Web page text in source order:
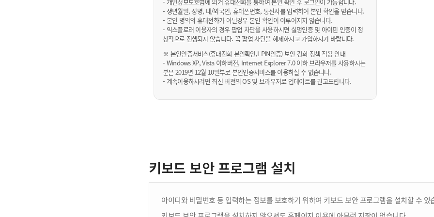
- 생년월일, 성명, 내/외국인, 휴대폰번호, 통신사를 입력하여 본인 확인을 받습니다.
- 본인 명의의 휴대전화가 아닐경우 본인 확인이 이루어지지 않습니다.
- 익스플로러 이용자의 경우 팝업 차단을 사용하시면 실명인증 및 아이핀 인증이 정
상적으로 진행되지 않습니다. 꼭 팝업 차단을 해제하시고 가입하시기 바랍니다.
※ 본인인증서비스(휴대전화 본인확인,I-PIN인증) 보안 강화 정책 적용 안내
- Windows XP, Vista 이하버전, Internet Explorer 7.0 이하 브라우저를 사용하시는
분은 2019년 12월 10일부로 본인인증서비스를 이용하실 수 없습니다.
- 계속이용하시려면 최신 버전의 OS 및 브라우저로 업데이트를 권고드립니다.
키보드 보안 프로그램 설치
아이디와 비밀번호 등 입력하는 정보를 보호하기 위하여 키보드 보안 프로그램을 설치할 수 있